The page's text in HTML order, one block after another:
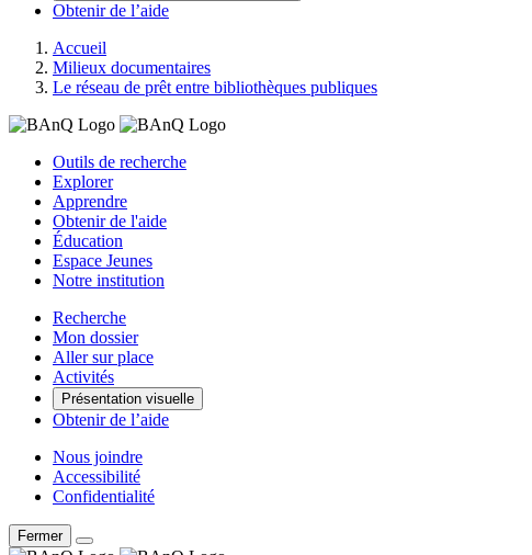
Obtenir de l’aide
Accueil
Milieux documentaires
Le réseau de prêt entre bibliothèques publiques
Outils de recherche
Explorer
Apprendre
Obtenir de l'aide
Éducation
Espace Jeunes
Notre institution
Recherche
Mon dossier
Aller sur place
Activités
Présentation visuelle
Obtenir de l’aide
Nous joindre
Accessibilité
Confidentialité
Fermer